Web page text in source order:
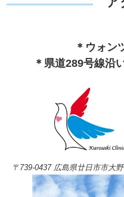
＊ウォン
＊県道289号線沿
〒739-0437 広島県廿日市市大